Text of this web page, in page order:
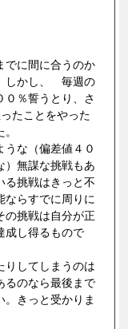
でに間に合うのか
しかし、 毎週の
％誓うとり、さ
たことをやった
な（偏差値４０
）無謀な挑戦もあ
る挑戦はきっと不
ならすでに周りに
の挑戦は自分が正
成し得るもので
りしてしまうのは
るのなら最後まで
きっと受かりま